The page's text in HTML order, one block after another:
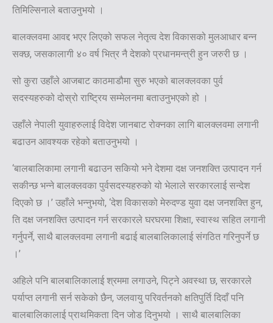
तिमिल्सिनाले बताउनुभयो ।
बालक्लवमा आवद्द भएर लिएको सफल नेतृत्व देश विकासको मुलआधार बन्न
सक्छ, जसकालागी ४० वर्ष भित्र नै देशको प्रधानमन्त्री हुन जरुरी छ ।
सो कुरा उहाँले आजबाट काठमाडौमा सुरु भएको बालक्लवका पुर्व
सदस्यहरुको दोस्रो राष्ट्रिय सम्मेलनमा बताउनुभएको हो ।
उहाँले नेपाली युवाहरुलाई विदेश जानबाट रोक्नका लागि बालक्लवमा लगानी
बढाउन आवश्यक रहेको बताउनुभयो ।
‘बालबालिकामा लगानी बढाउन सकियो भने देशमा दक्ष जनशक्ति उत्पादन गर्न
सकीन्छ भन्ने बालक्लवका पुर्वसदस्यहरुको यो भेलाले सरकारलाई सन्देश
दिएको छ ।’ उहाँले भन्नुभयो, ‘देश विकासको मेरुदण्ड युवा दक्ष जनशक्ति हुन,
ति दक्ष जनशक्ति उत्पादन गर्न सरकारले घरघरमा शिक्षा, स्वास्थ सहित लगानी
गर्नुपर्ने, साथै बालक्लवमा लगानी बढाई बालबालिकालाई संगठित गरिनुपर्ने छ
।’
अहिले पनि बालबालिकालाई श्रममा लगाउने, पिट्ने अवस्था छ, सरकारले
पर्याप्त लगानी सर्न सकेको छैन, जलवायु परिवर्तनको क्षतिपुर्ति दिदाँ पनि
बालबालिकालाई प्राथमिकता दिन जोड दिनुभयो । साथै बालबालिका